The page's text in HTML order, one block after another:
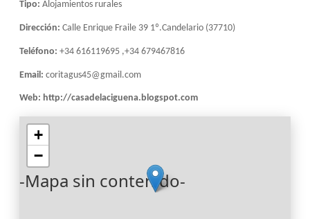
Tipo:Alojamientos rurales
Dirección:Calle Enrique Fraile 39 1º.Candelario (37710)
Teléfono:+34 616119695 ,+34 679467816
Email:coritagus45@gmail.com
Web: http://casadelaciguena.blogspot.com
-Mapa sin contenido-
+
−